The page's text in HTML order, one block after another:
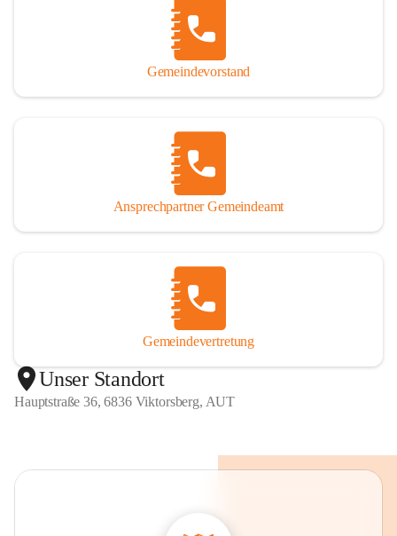
Gemeindevorstand
Ansprechpartner Gemeindeamt
Gemeindevertretung
Unser Standort
Hauptstraße 36, 6836 Viktorsberg, AUT